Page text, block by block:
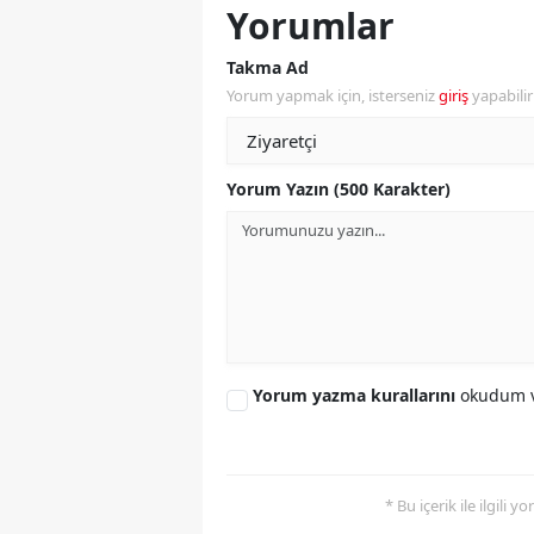
Yorumlar
Takma Ad
Yorum yapmak için, istersenizgiriş
Yorum Yazın (500 Karakter)
Yorum yazma kurallarını okudum
* Bu içerik ile ilgili